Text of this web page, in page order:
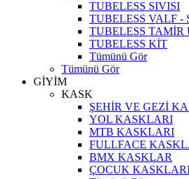
TUBELESS SIVISI
TUBELESS VALF -
TUBELESS TAMİR
TUBELESS KİT
Tümünü Gör
Tümünü Gör
GİYİM
KASK
ŞEHİR VE GEZİ
YOL KASKLARI
MTB KASKLARI
FULLFACE
BMX KASKLAR
ÇOCUK